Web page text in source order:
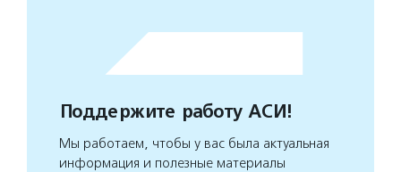
Поддержите работу АСИ!
Мы работаем, чтобы у вас была актуальная
информация и полезные материалы